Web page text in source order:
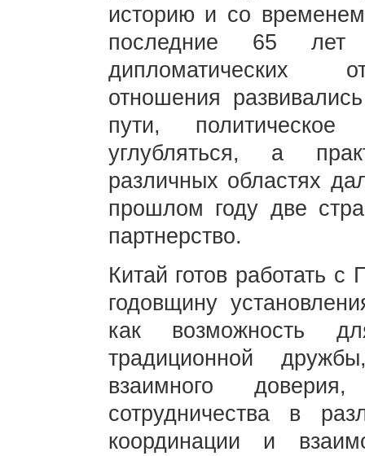
историю и со
последние 65 лет
дипломатических
отношения
пути, политическое
углубляться, а
различных областях
прошлом году две
партнерство.
Китай готов работать
годовщину
как возможность
традиционной
взаимного доверия,
сотрудничества в
координации и